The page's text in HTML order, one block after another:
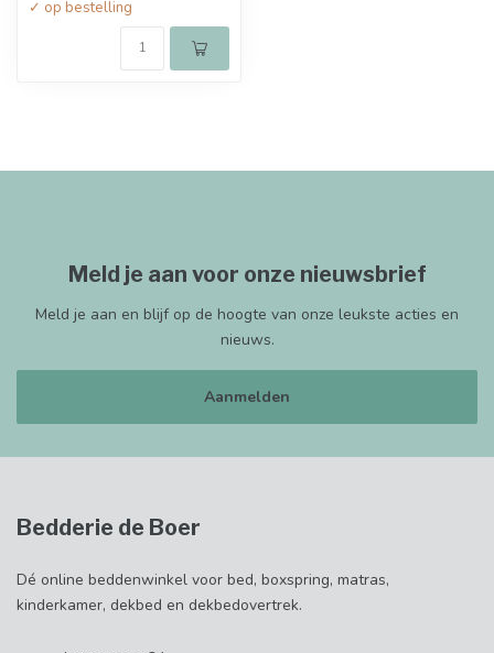
✓ op bestelling
Meld je aan voor onze nieuwsbrief
Meld je aan en blijf op de hoogte van onze leukste acties en
nieuws.
Aanmelden
Bedderie de Boer
Dé online beddenwinkel voor bed, boxspring, matras,
kinderkamer, dekbed en dekbedovertrek.